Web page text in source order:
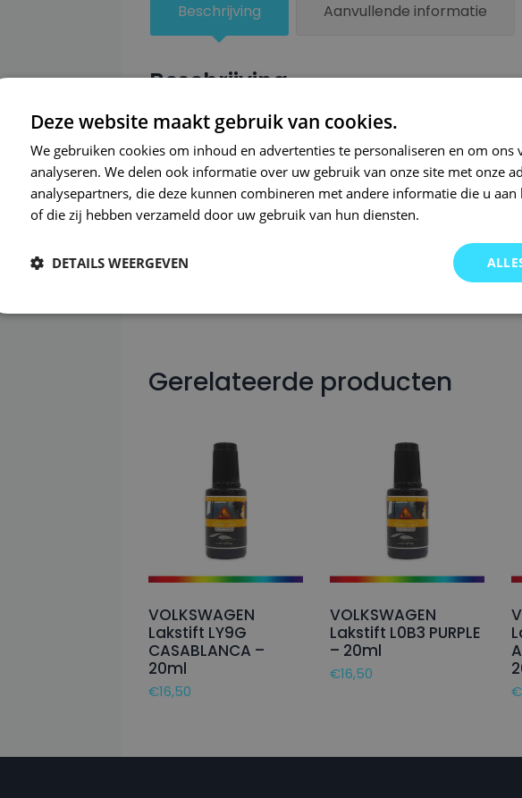
Beschrijving Aanvullende informatie
Beschrijving
Een kleiner beschadigd oppervlak van je auto behandel je
lakstiften van Small Repair Systems. Bij SRS bent u aan
auto lakstiften. Onze auto lakstiften zijn snel drogend en
Wij hebben een gigantisch assortiment met oneindig veel
wordt op kleurcode of kleurnaam gemaakt en is afgevuld
Om deze reden garanderen wij dat u altijd de gewenste
voor auto’s.. Met onze A-kwaliteit auto lakstiften kunt u
Gerelateerde producten
VOLKSWAGEN
Lakstift LY9G
CASABLANCA –
20ml
€16,50
VOLKSWAGEN
Lakstift L0B3 PURPLE
– 20ml
€16,50
€
Deze website maakt gebruik van cookies.
We gebruiken cookies om inhoud en advertenties te personaliseren en om ons
analyseren. We delen ook informatie over uw gebruik van onze site met onze
analysepartners, die deze kunnen combineren met andere informatie die u
of die zij hebben verzameld door uw gebruik van hun diensten.
DETAILS WEERGEVEN